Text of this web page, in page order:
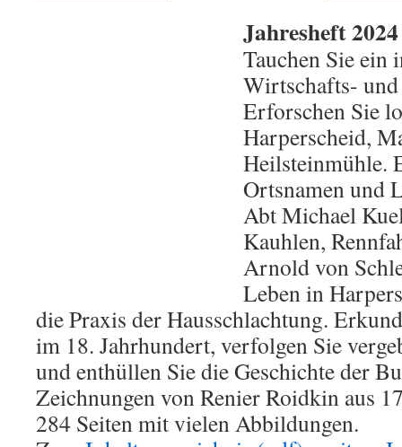
Jahresheft
Tauchen Sie
Wirtschafts-
Erforschen Sie
Harperscheid,
Heilsteinmühle.
Ortsnamen und
Abt Michael
Kauhlen,
Arnold von
Leben in
die Praxis der Hausschlachtung.
im 18. Jahrhundert, verfolgen Sie
und enthüllen Sie die Geschichte der
Zeichnungen von Renier Roidkin aus
284 Seiten mit vielen Abbildungen.